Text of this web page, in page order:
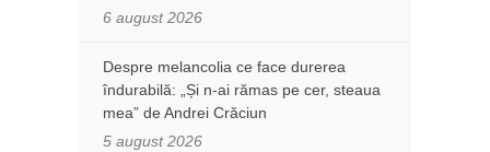
6 august 2026
Despre melancolia ce face durerea
îndurabilă: „Și n-ai rămas pe cer, steaua
mea” de Andrei Crăciun
5 august 2026